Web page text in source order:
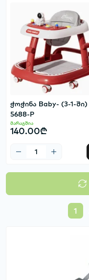
ჭოჭინა Baby- (3-1-ში)
5688-P
მარაგშია
140.00₾
1